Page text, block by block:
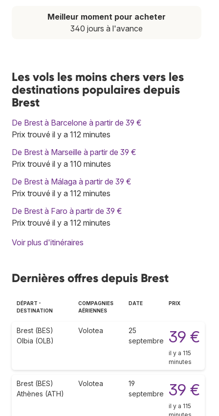
Meilleur moment pour acheter
340 jours à l'avance
Les vols les moins chers vers les
destinations populaires depuis
Brest
De Brest à Barcelone à partir de 39 €
Prix trouvé il y a 112 minutes
De Brest à Marseille à partir de 39 €
Prix trouvé il y a 110 minutes
De Brest à Málaga à partir de 39 €
Prix trouvé il y a 112 minutes
De Brest à Faro à partir de 39 €
Prix trouvé il y a 112 minutes
Voir plus d'itinéraires
Dernières offres depuis Brest
DÉPART -
DESTINATION
COMPAGNIES
AÉRIENNES
DATE PRIX
Brest (BES)
Olbia (OLB)
Volotea
25
septembre
39 €
il y a 115
minutes
Brest (BES)
Athènes (ATH)
Volotea
19
septembre
39 €
il y a 115